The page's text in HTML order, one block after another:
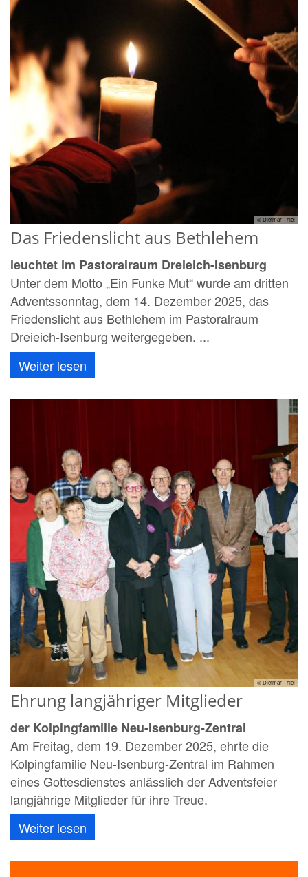
© Dietmar Thiel
Das Friedenslicht aus Bethlehem
leuchtet im Pastoralraum Dreieich-Isenburg
Unter dem Motto „Ein Funke Mut“ wurde am dritten
Adventssonntag, dem 14. Dezember 2025, das
Friedenslicht aus Bethlehem im Pastoralraum
Dreieich-Isenburg weitergegeben. ...
Weiter lesen
© Dietmar Thiel
Ehrung langjähriger Mitglieder
der Kolpingfamilie Neu-Isenburg-Zentral
Am Freitag, dem 19. Dezember 2025, ehrte die
Kolpingfamilie Neu-Isenburg-Zentral im Rahmen
eines Gottesdienstes anlässlich der Adventsfeier
langjährige Mitglieder für ihre Treue.
Weiter lesen